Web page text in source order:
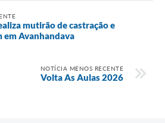
mutirão de castração e
em Avanhandava
NOTÍCIA MENOS RECENTE
Volta As Aulas 2026